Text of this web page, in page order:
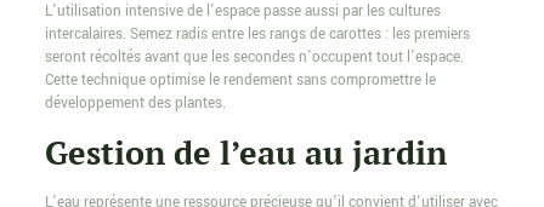
L’utilisation intensive de l’espace passe aussi par les cultures
intercalaires. Semez radis entre les rangs de carottes : les premiers
seront récoltés avant que les secondes n’occupent tout l’espace.
Cette technique optimise le rendement sans compromettre le
développement des plantes.
Gestion de l’eau au jardin